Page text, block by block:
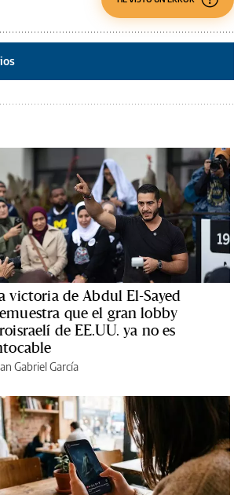
victoria de Abdul El-Sayed
que el gran lobby
de EE.UU. ya no es
Gabriel García